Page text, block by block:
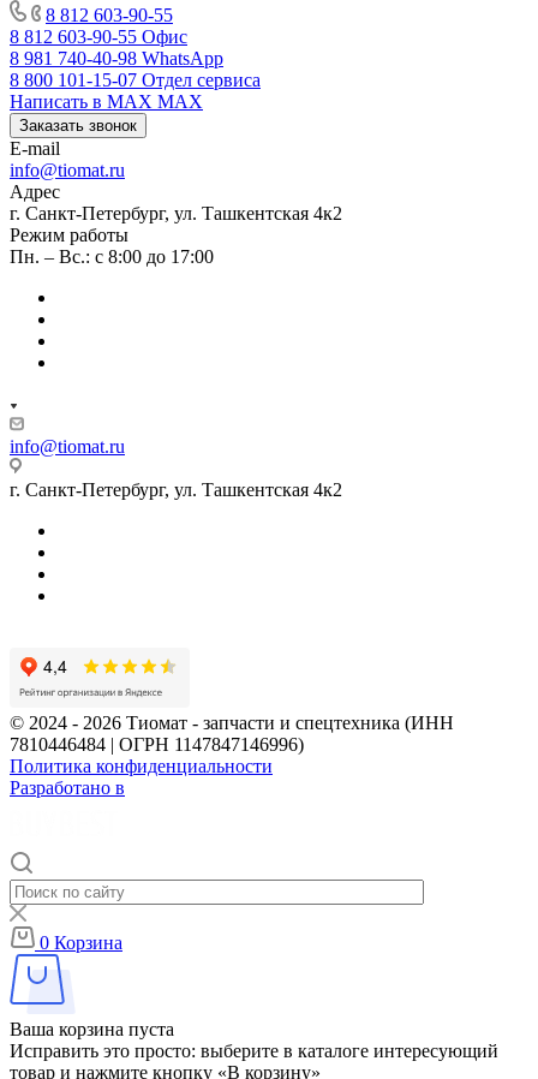
8 812 603-90-55
8 812 603-90-55 Офис
8 981 740-40-98 WhatsApp
8 800 101-15-07 Отдел сервиса
Написать в MAX MAX
Заказать звонок
E-mail
info@tiomat.ru
Адрес
г. Санкт-Петербург, ул. Ташкентская 4к2
Режим работы
Пн. – Вс.: с 8:00 до 17:00
info@tiomat.ru
г. Санкт-Петербург, ул. Ташкентская 4к2
© 2024 - 2026 Тиомат - запчасти и спецтехника (ИНН
7810446484 | ОГРН 1147847146996)
Политика конфиденциальности
Разработано в
0 Корзина
Ваша корзина пуста
Исправить это просто: выберите в каталоге интересующий
товар и нажмите кнопку «В корзину»